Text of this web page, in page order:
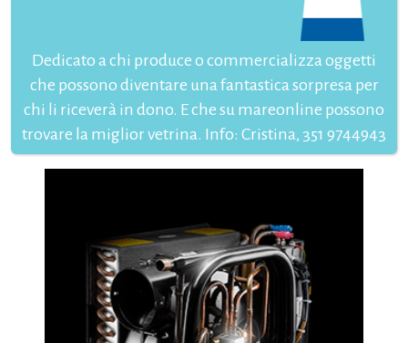
Dedicato a chi produce o commercializza oggetti
che possono diventare una fantastica sorpresa per
chi li riceverà in dono. E che su mareonline possono
trovare la miglior vetrina. Info: Cristina, 351 9744943